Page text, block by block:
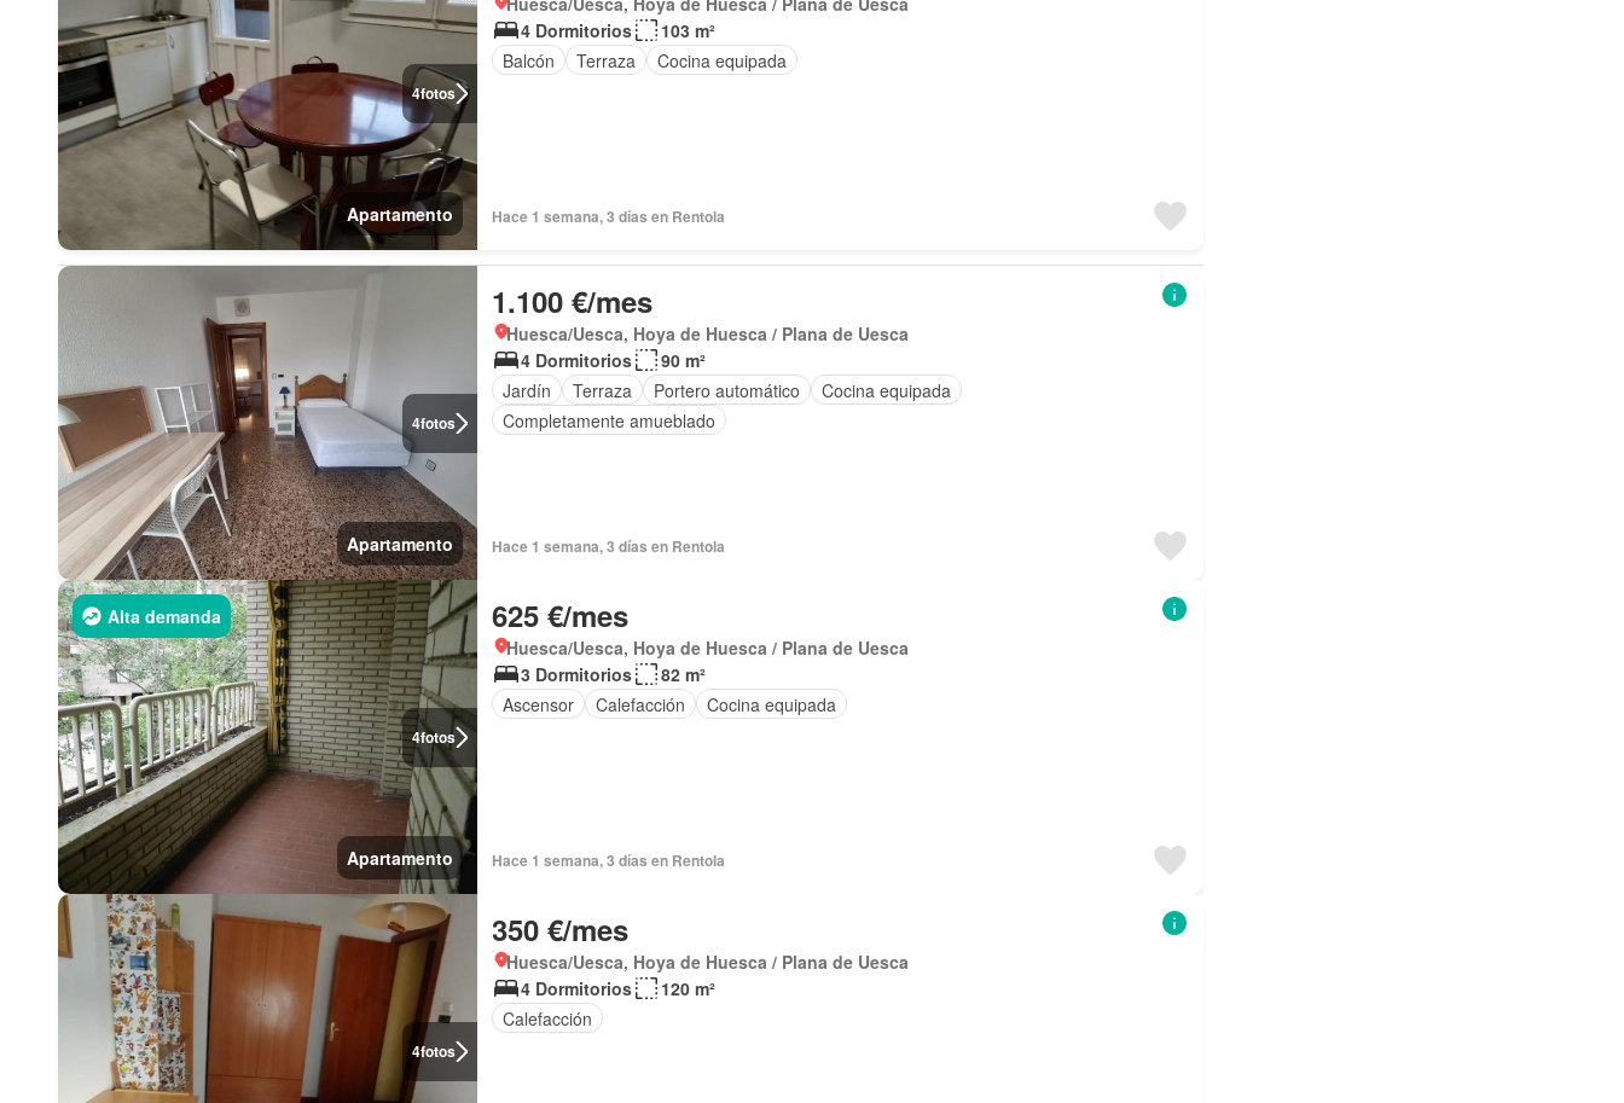
4fotos
Apartamento
4 Dormitorios
103 m²
Balcón
Terraza Cocina equipada
Hace 1 semana, 3 días en Rentola
4fotos
Apartamento
1.100 €/mes
Huesca/Uesca, Hoya de Huesca / Plana de Uesca
4 Dormitorios
90 m²
Jardín
Terraza Portero automático
Cocina equipada
Completamente amueblado
Hace 1 semana, 3 días en Rentola
4fotos
Alta demanda
Apartamento
625 €/mes
Huesca/Uesca, Hoya de Huesca / Plana de Uesca
3 Dormitorios
82 m²
Ascensor
Calefacción Cocina equipada
Hace 1 semana, 3 días en Rentola
4fotos
350 €/mes
Huesca/Uesca, Hoya de Huesca / Plana de Uesca
4 Dormitorios
120 m²
Calefacción